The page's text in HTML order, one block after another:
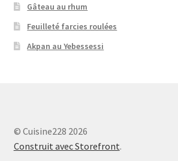
Gâteau au rhum
Feuilleté farcies roulées
Akpan au Yebessessi
© Cuisine228 2026
Construit avec Storefront.